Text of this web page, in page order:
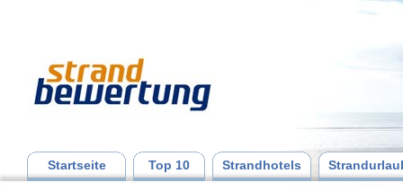
Startseite Top 10 Strandhotels